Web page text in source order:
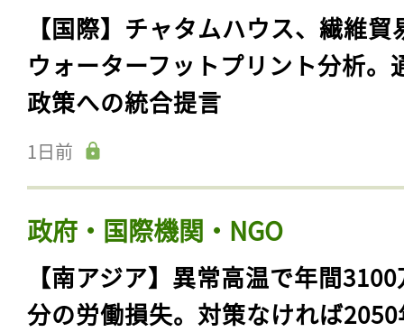
【国際】チャタムハウス、繊維貿
ウォーターフットプリント分析。
政策への統合提言
1日前
政府・国際機関・NGO
【南アジア】異常高温で年間
分の労働損失。対策なければ